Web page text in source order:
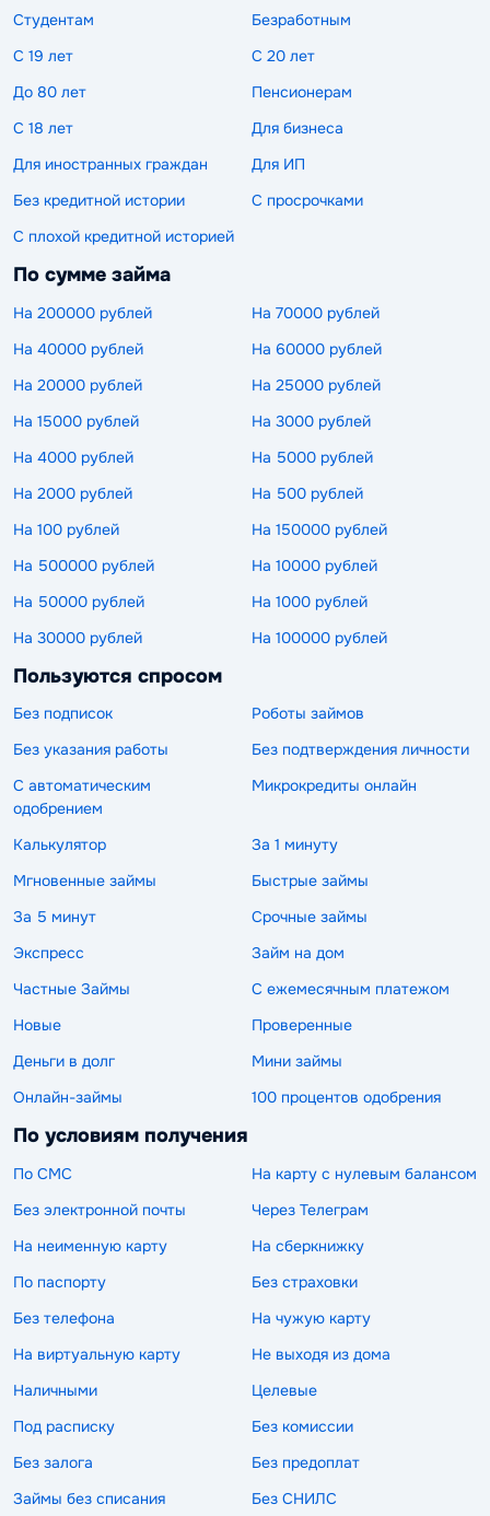
Студентам
Безработным
С 19 лет
С 20 лет
До 80 лет
Пенсионерам
С 18 лет
Для бизнеса
Для иностранных граждан
Для ИП
Без кредитной истории
С просрочками
С плохой кредитной историей
По сумме займа
На 200000 рублей
На 70000 рублей
На 40000 рублей
На 60000 рублей
На 20000 рублей
На 25000 рублей
На 15000 рублей
На 3000 рублей
На 4000 рублей
На 5000 рублей
На 2000 рублей
На 500 рублей
На 100 рублей
На 150000 рублей
На 500000 рублей
На 10000 рублей
На 50000 рублей
На 1000 рублей
На 30000 рублей
На 100000 рублей
Пользуются спросом
Без подписок
Роботы займов
Без указания работы
Без подтверждения личности
С автоматическим
одобрением
Микрокредиты онлайн
Калькулятор
За 1 минуту
Мгновенные займы
Быстрые займы
За 5 минут
Срочные займы
Экспресс
Займ на дом
Частные Займы
С ежемесячным платежом
Новые
Проверенные
Деньги в долг
Мини займы
Онлайн-займы
100 процентов одобрения
По условиям получения
По СМС
На карту с нулевым балансом
Без электронной почты
Через Телеграм
На неименную карту
На сберкнижку
По паспорту
Без страховки
Без телефона
На чужую карту
На виртуальную карту
Не выходя из дома
Наличными
Целевые
Под расписку
Без комиссии
Без залога
Без предоплат
Займы без списания
Без СНИЛС